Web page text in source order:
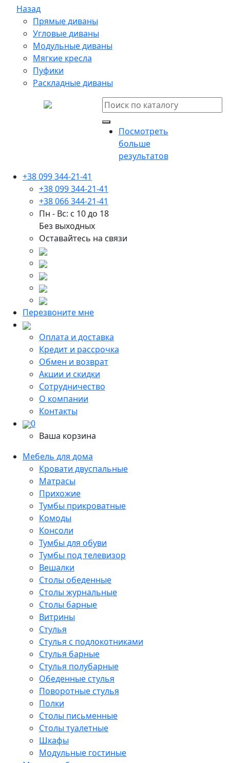
Назад
Прямые диваны
Угловые диваны
Модульные диваны
Мягкие кресла
Пуфики
Раскладные диваны
Посмотреть
больше
результатов
+38 099 344-21-41
+38 099 344-21-41
+38 066 344-21-41
Пн - Вс: с 10 до 18
Без выходных
Оставайтесь на связи
Перезвоните мне
Оплата и доставка
Кредит и рассрочка
Обмен и возврат
Акции и скидки
Сотрудничество
О компании
Контакты
0
Ваша корзина
Мебель для дома
Кровати двуспальные
Матрасы
Прихожие
Тумбы прикроватные
Комоды
Консоли
Тумбы для обуви
Тумбы под телевизор
Вешалки
Столы обеденные
Столы журнальные
Столы барные
Витрины
Стулья
Стулья с подлокотниками
Стулья барные
Стулья полубарные
Обеденные стулья
Поворотные стулья
Полки
Столы письменные
Столы туалетные
Шкафы
Модульные гостиные